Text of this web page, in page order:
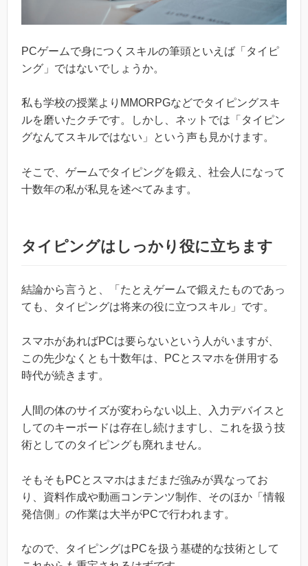
PCゲームで身につくスキルの筆頭といえば「タイピ
ング」ではないでしょうか。
私も学校の授業よりMMORPGなどでタイピングスキ
ルを磨いたクチです。しかし、ネットでは「タイピン
グなんてスキルではない」という声も見かけます。
そこで、ゲームでタイピングを鍛え、社会人になって
十数年の私が私見を述べてみます。
タイピングはしっかり役に立ちます
結論から言うと、「たとえゲームで鍛えたものであっ
ても、タイピングは将来の役に立つスキル」です。
スマホがあればPCは要らないという人がいますが、
この先少なくとも十数年は、PCとスマホを併用する
時代が続きます。
人間の体のサイズが変わらない以上、入力デバイスと
してのキーボードは存在し続けますし、これを扱う技
術としてのタイピングも廃れません。
そもそもPCとスマホはまだまだ強みが異なってお
り、資料作成や動画コンテンツ制作、そのほか「情報
発信側」の作業は大半がPCで行われます。
なので、タイピングはPCを扱う基礎的な技術として